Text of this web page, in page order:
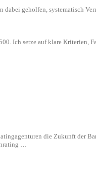
geholfen, systematisch
Ich setze auf klare Kriterien,
die Zukunft der
…